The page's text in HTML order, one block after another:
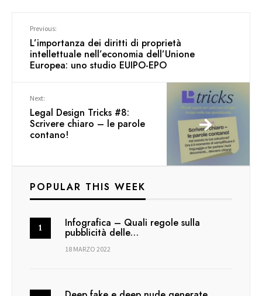
Previous:
L’importanza dei diritti di proprietà
intellettuale nell’economia dell’Unione
Europea: uno studio EUIPO-EPO
Next:
Legal Design Tricks #8:
Scrivere chiaro – le parole
contano!
POPULAR THIS WEEK
Infografica – Quali regole sulla
pubblicità delle…
18 MARZO 2022